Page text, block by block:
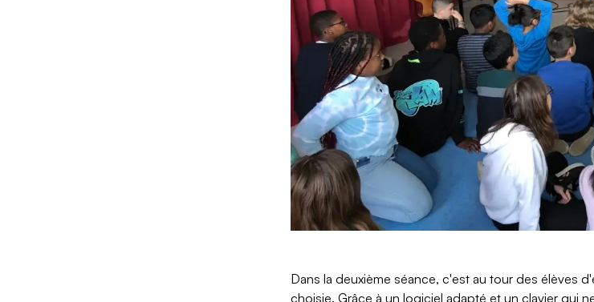
Dans la deuxième séance, c'est au tour des élèves
choisie. Grâce à un logiciel adapté et un clavier qui